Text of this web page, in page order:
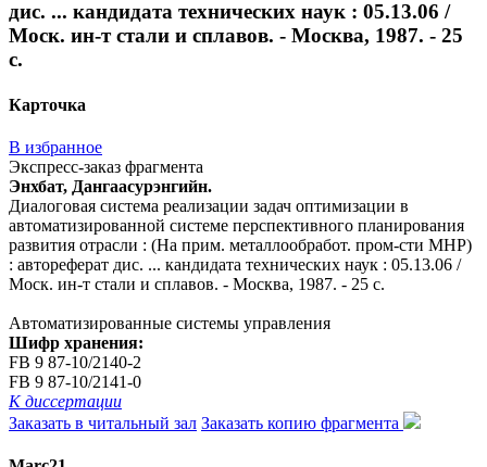
дис. ... кандидата технических наук : 05.13.06 /
Моск. ин-т стали и сплавов. - Москва, 1987. - 25
с.
Карточка
В избранное
Экспресс-заказ фрагмента
Энхбат, Дангаасурэнгийн.
Диалоговая система реализации задач оптимизации в
автоматизированной системе перспективного планирования
развития отрасли : (На прим. металлообработ. пром-сти МНР)
: автореферат дис. ... кандидата технических наук : 05.13.06 /
Моск. ин-т стали и сплавов. - Москва, 1987. - 25 с.
Автоматизированные системы управления
Шифр хранения:
FB 9 87-10/2140-2
FB 9 87-10/2141-0
К диссертации
Заказать в читальный зал Заказать копию фрагмента